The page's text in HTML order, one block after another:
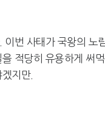
번 사태가 국왕의 노
적당히 유용하게 써
지만.